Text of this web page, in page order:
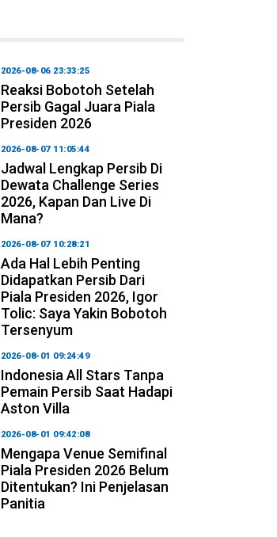
2026-08-06 23:33:25
Reaksi Bobotoh Setelah
Persib Gagal Juara Piala
Presiden 2026
2026-08-07 11:05:44
Jadwal Lengkap Persib Di
Dewata Challenge Series
2026, Kapan Dan Live Di
Mana?
2026-08-07 10:28:21
Ada Hal Lebih Penting
Didapatkan Persib Dari
Piala Presiden 2026, Igor
Tolic: Saya Yakin Bobotoh
Tersenyum
2026-08-01 09:24:49
Indonesia All Stars Tanpa
Pemain Persib Saat Hadapi
Aston Villa
2026-08-01 09:42:08
Mengapa Venue Semifinal
Piala Presiden 2026 Belum
Ditentukan? Ini Penjelasan
Panitia